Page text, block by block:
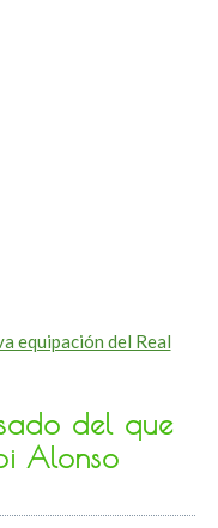
equipación del Real
del que
Alonso